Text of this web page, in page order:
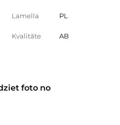
Lamella PL
Kvalitāte AB
foto no